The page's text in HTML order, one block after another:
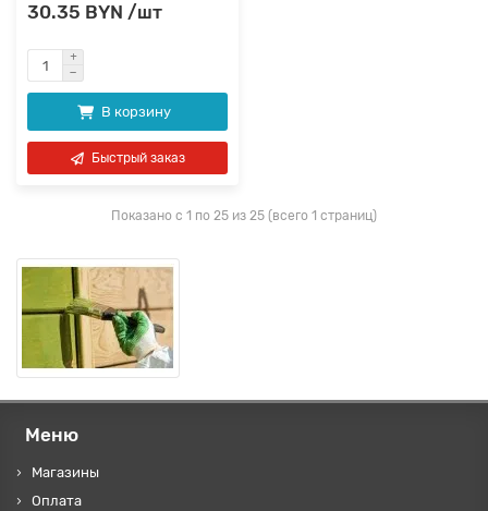
30.35 BYN /шт
В корзину
Быстрый заказ
Показано с 1 по 25 из 25 (всего 1 страниц)
Меню
Магазины
Оплата